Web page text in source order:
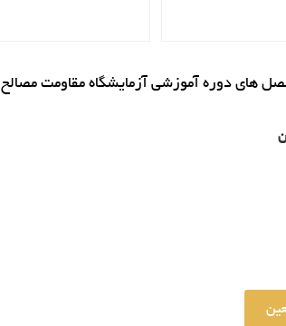
های دوره آموزشی آزمایشگاه مقاومت مصالح